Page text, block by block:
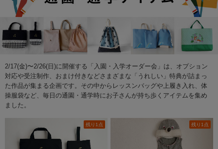
2/17(金)〜2/26(日)に開催する「入園・入学オーダー会」は、オプション
対応や受注制作、おまけ付きなどさまざまな「うれしい」特典が詰まっ
た作品が集まる企画です。その中からレッスンバッグや上履き入れ、体
操服袋など、毎日の通園・通学時にお子さんが持ち歩くアイテムを集め
ました。
残り1点 残り1点